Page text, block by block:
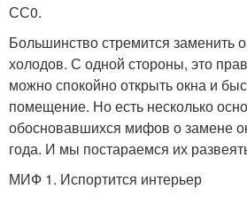
СС0.
Большинство стремится заменить
холодов. С одной стороны, это
можно спокойно открыть окна и
помещение. Но есть несколько
обосновавшихся мифов о замене
года. И мы постараемся их
МИФ 1. Испортится интерьер